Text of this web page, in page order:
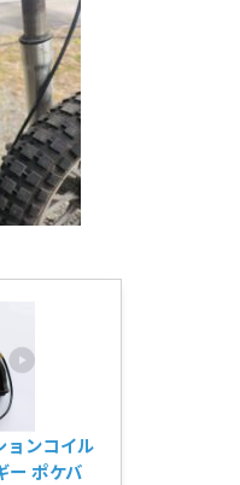
ョンコイル
ー ポケバ